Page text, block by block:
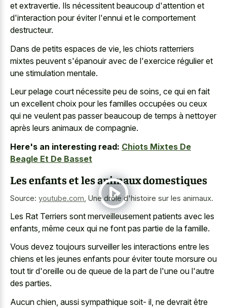
et extravertie. Ils nécessitent beaucoup d'attention et
d'interaction pour éviter l'ennui et le comportement
destructeur.
Dans de petits espaces de vie, les chiots ratterriers
mixtes peuvent s'épanouir avec de l'exercice régulier et
une stimulation mentale.
Leur pelage court nécessite peu de soins, ce qui en fait
un excellent choix pour les familles occupées ou ceux
qui ne veulent pas passer beaucoup de temps à nettoyer
après leurs animaux de compagnie.
Here's an interesting read: Chiots Mixtes De
Beagle Et De Basset
Les enfants et les animaux domestiques
Source: youtube.com Une drôle d'histoire sur les animaux.
Les Rat Terriers sont merveilleusement patients avec les
enfants, même ceux qui ne font pas partie de la famille.
Vous devez toujours surveiller les interactions entre les
chiens et les jeunes enfants pour éviter toute morsure ou
tout tir d'oreille ou de queue de la part de l'une ou l'autre
des parties.
Aucun chien, aussi sympathique soit- il, ne devrait être